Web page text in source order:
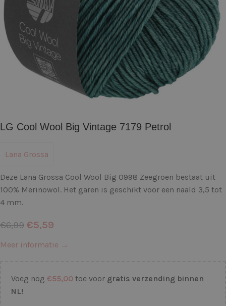
LG Cool Wool Big Vintage 7179 Petrol
Lana Grossa
Deze Lana Grossa Cool Wool Big 0998 Zeegroen bestaat uit
100% Merinowol. Het garen is geschikt voor een naald 3,5 tot
4 mm.
€6,99 €5,59
Meer informatie →
Voeg nog €55,00 toe voor gratis verzending binnen
NL!